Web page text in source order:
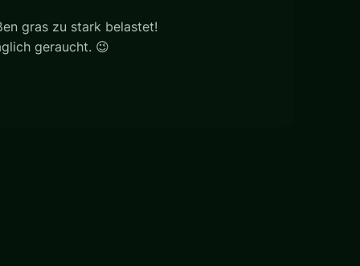
gras zu stark belastet!
geraucht. 😉